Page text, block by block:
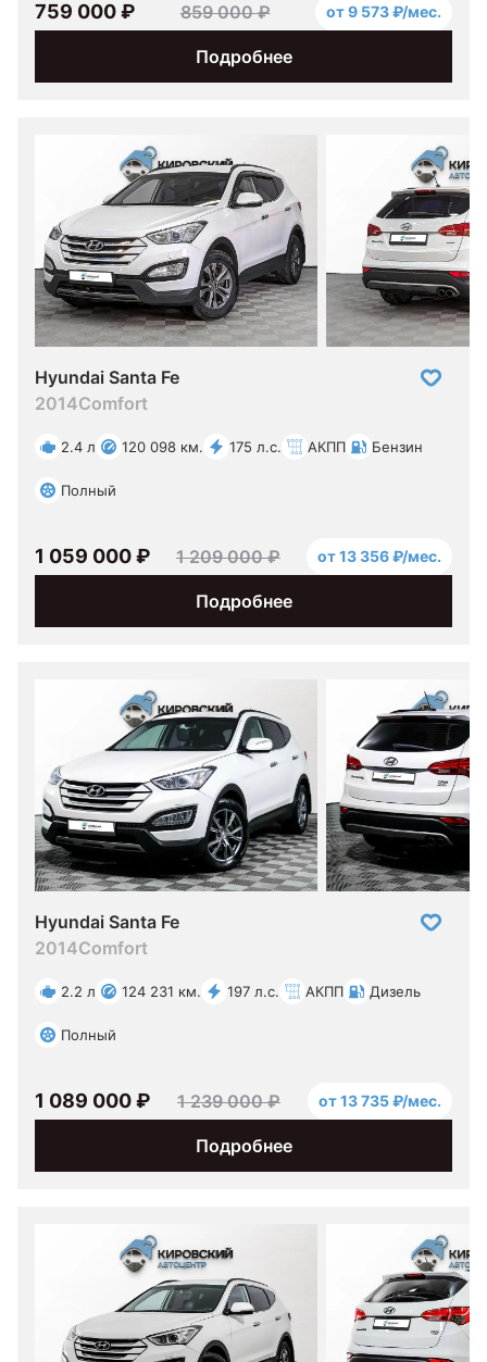
Подробнее
759 000 ₽ 859 000 ₽ от 9 573 ₽/мес.
Hyundai Santa Fe
2014Comfort
2.4 л 120 098 км. 175 л.с. АКПП Бензин
Полный
Подробнее
1 059 000 ₽ 1 209 000 ₽ от 13 356 ₽/мес.
Hyundai Santa Fe
2014Comfort
2.2 л 124 231 км. 197 л.с. АКПП Дизель
Полный
Подробнее
1 089 000 ₽ 1 239 000 ₽ от 13 735 ₽/мес.